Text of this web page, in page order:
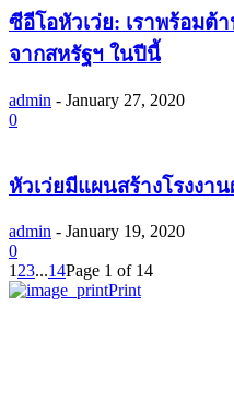
ซีอีโอหัวเว่ย: เราพร้อมต้
จากสหรัฐฯ ในปีนี้
admin - January 27, 2020
0
หัวเว่ยมีแผนสร้างโรงงา
admin - January 19, 2020
0
1 23...14Page 1 of 14
Print